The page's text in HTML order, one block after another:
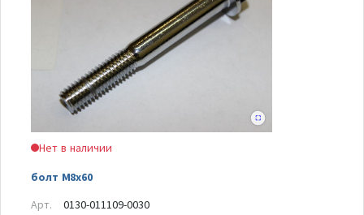
Нет в наличии
болт M8x60
Арт.
0130-011109-0030